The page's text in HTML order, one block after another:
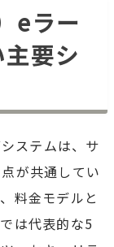
eラー
要シ
ステムは、サ
が共通してい
料金モデルと
は代表的な5